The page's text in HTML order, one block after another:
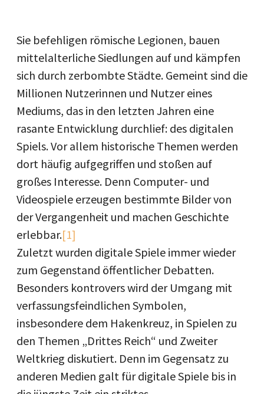
Sie befehligen römische Legionen, bauen
mittelalterliche Siedlungen auf und kämpfen
sich durch zerbombte Städte. Gemeint sind die
Millionen Nutzerinnen und Nutzer eines
Mediums, das in den letzten Jahren eine
rasante Entwicklung durchlief: des digitalen
Spiels. Vor allem historische Themen werden
dort häufig aufgegriffen und stoßen auf
großes Interesse. Denn Computer- und
Videospiele erzeugen bestimmte Bilder von
der Vergangenheit und machen Geschichte
erlebbar.[1]
Zuletzt wurden digitale Spiele immer wieder
zum Gegenstand öffentlicher Debatten.
Besonders kontrovers wird der Umgang mit
verfassungsfeindlichen Symbolen,
insbesondere dem Hakenkreuz, in Spielen zu
den Themen „Drittes Reich“ und Zweiter
Weltkrieg diskutiert. Denn im Gegensatz zu
anderen Medien galt für digitale Spiele bis in